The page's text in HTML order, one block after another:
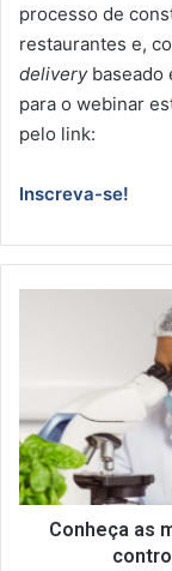
processo de
restaurantes e,
deliverybaseado
para o webinar
pelo link:
Inscreva-se!
ç
a
a
s
Conheça as